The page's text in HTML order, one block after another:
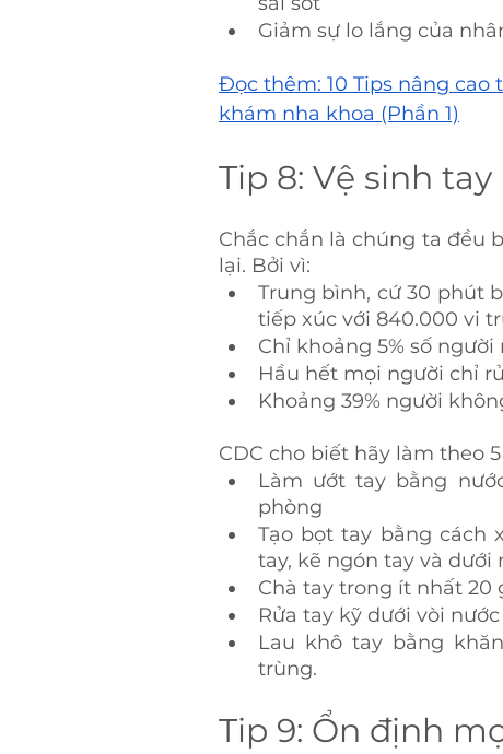
Giảm sự lo lắng của
Đọc thêm: 10 Tips nâng
khám nha khoa (Phần 1)
Tip 8: Vệ sinh tay
Chắc chắn là chúng ta đều
lại. Bởi vì:
Trung bình, cứ 30 phút
tiếp xúc với 840.000 vi
Chỉ khoảng 5% số
Hầu hết mọi người chỉ
Khoảng 39% người
CDC cho biết hãy làm theo
Làm ướt tay bằng
phòng
Tạo bọt tay bằng cách
tay, kẽ ngón tay và dưới
Chà tay trong ít nhất 20
Rửa tay kỹ dưới vòi nước
Lau khô tay bằng
trùng.
Tip 9: Ổn định